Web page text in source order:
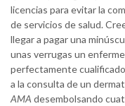
licencias para evitar la
de servicios de salud.
llegar a pagar una
unas verrugas un
perfectamente
a la consulta de un
AMA desembolsando